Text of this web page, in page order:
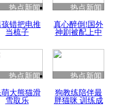
度苗族花山节
魂
热点新闻
孩错把电推
当梳子
热点新闻
真心醉倒!国外
神剧被配上中
热点新闻
萌大熊猫滑
雪取乐
热点新闻
狗教练陪伴最
胖猫咪 训练成